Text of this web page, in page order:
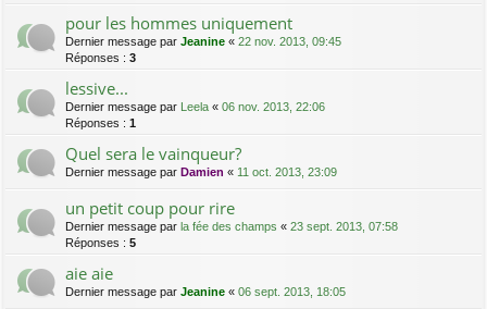
pour les hommes uniquement
Dernier message par Jeanine « 22 nov. 2013, 09:45
Réponses : 3
lessive...
Dernier message par Leela « 06 nov. 2013, 22:06
Réponses : 1
Quel sera le vainqueur?
Dernier message par Damien « 11 oct. 2013, 23:09
un petit coup pour rire
Dernier message par la fée des champs « 23 sept. 2013, 07:58
Réponses : 5
aie aie
Dernier message par Jeanine « 06 sept. 2013, 18:05